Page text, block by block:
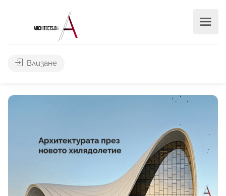
Влизане